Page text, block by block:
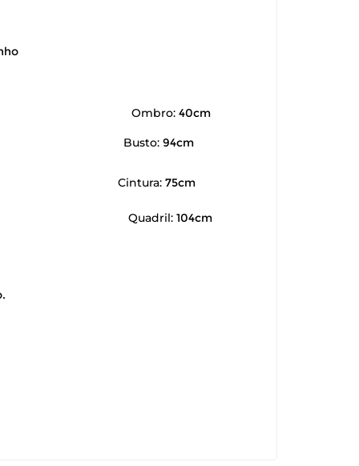
Ombro: 40cm
Busto: 94cm
Cintura: 75cm
Quadril: 104cm